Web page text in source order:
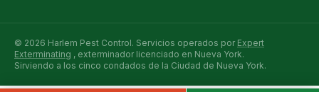
© 2026 Harlem Pest Control. Servicios operados por Expert
Exterminating , exterminador licenciado en Nueva York.
Sirviendo a los cinco condados de la Ciudad de Nueva York.